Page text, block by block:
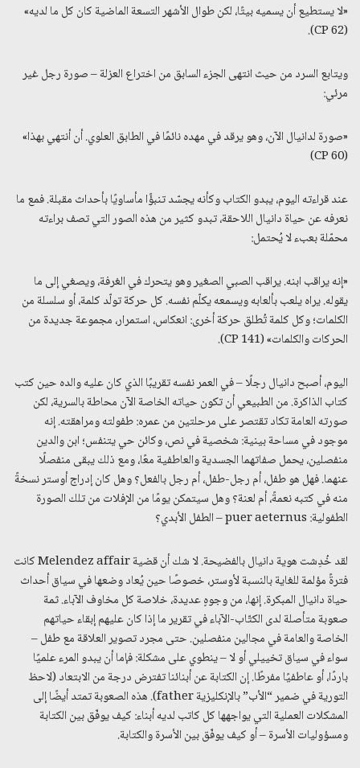
«لا يستطيع أن يسميه بيتًا، لكن طوال الأشهر التسعة الماضية كان كل ما لديه»
(CP 62).
ويتابع السرد من حيث انتهى الجزء السابق من اختراع العزلة – صورة رجل غير
مرئي:
«صورة لدانيال الآن، وهو يرقد في مهده نائمًا في الطابق العلوي. أن أنتهي بهذا»
(CP 60)
عند قراءته اليوم، يبدو الكتاب وكأنه يجسّد تنبؤًا مأساويًا بأحداث مقبلة. فمع ما
نعرفه عن حياة دانيال اللاحقة، تبدو كثير من هذه الصور التي تصف براءته
محمّلة بعبء لا يُحتمل:
«إنه يراقب ابنه. يراقب الصبي الصغير وهو يتحرك في الغرفة، ويصغي إلى ما
يقوله. يراه يلعب بألعابه ويسمعه يكلّم نفسه. كل حركة تولّد كلمة، أو سلسلة من
الكلمات؛ وكل كلمة تُطلق حركة أخرى: انعكاس، استمرار، مجموعة جديدة من
الحركات والكلمات» (CP 141).
اليوم، أصبح دانيال رجلًا – في العمر نفسه تقريبًا الذي كان عليه والده حين كتب
كتاب الذاكرة. من الطبيعي أن تكون حياته الخاصة الآن محاطة بالسرية، لكن
صورته العامة تكاد تقتصر على مرحلتين من عمره: طفولته ومراهقته. إنه
موجود في مساحة بينية: شخصية في نص، وكائن حي يتنفس؛ ابن والدين
منفصلين، يحمل صفاتهما الجسدية والعاطفية معًا، ومع ذلك يبقى منفصلًا
عنهما. فهل هو طفل، أم رجل-طفل، أم رجل بالفعل؟ وهل كان إدراج أوستر نسخةً
منه في كتبه نعمةً، أم لعنة؟ وهل سيتمكن يومًا من الإفلات من تلك الصورة
الطفولية: puer aeternus – الطفل الأبدي؟
لقد خُدِشت هوية دانيال بالفضيحة. لا شك أن قضية Melendez affair كانت
فترةً مؤلمة للغاية بالنسبة لأوستر، خصوصًا حين يُعاد وضعها في سياق أحداث
حياة دانيال المبكرة. إنها، من وجوهٍ عديدة، خلاصة كل مخاوف الآباء. ثمة
صعوبة متأصلة لدى الكتّاب-الآباء في تقرير ما إذا كان عليهم إبقاء حياتهم
الخاصة والعامة في مجالين منفصلين. حتى مجرد تصوير العلاقة مع طفل –
سواء في سياق تخييلي أو لا – ينطوي على مشكلة: فإما أن يبدو المرء علميًا
باردًا، أو عاطفيًا مفرطًا. إن الكتابة عن أبنائنا تفترض درجة من الابتعاد (لاحظ
التورية في ضمير “الأب” بالإنكليزية father). هذه الصعوبة تمتد أيضًا إلى
المشكلات العملية التي يواجهها كل كاتب لديه أبناء: كيف يوفّق بين الكتابة
ومسؤوليات الأسرة – أو كيف يوفّق بين الأسرة والكتابة.